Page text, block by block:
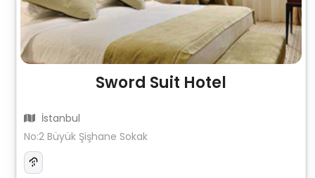
Sword Suit Hotel
İstanbul
No:2 Büyük Şişhane Sokak